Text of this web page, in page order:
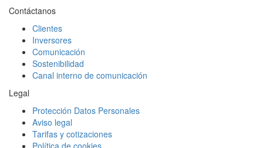
Contáctanos
Clientes
Inversores
Comunicación
Sostenibilidad
Canal interno de comunicación
Legal
Protección Datos Personales
Aviso legal
Tarifas y cotizaciones